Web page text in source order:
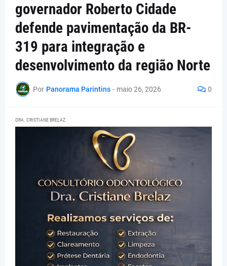
governador Roberto Cidade
defende pavimentação da BR-
319 para integração e
desenvolvimento da região Norte
Por Panorama Parintins - maio 26, 2026 0
DRA. CRISTIANE BRELAZ